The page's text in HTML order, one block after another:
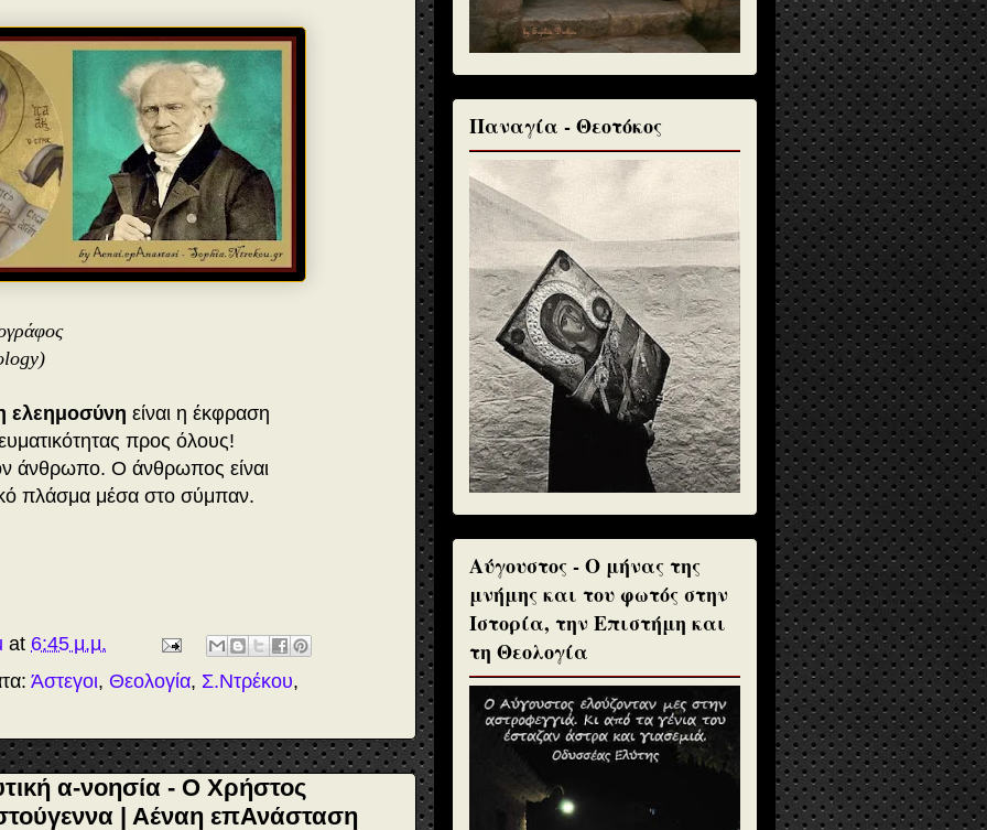
ελεημοσύνη είναι η έκφραση
προς όλους!
άνθρωπο. Ο άνθρωπος είναι
πλάσμα μέσα στο σύμπαν.
at 6:45 μ.μ.
Άστεγοι, Θεολογία, Σ.Ντρέκου,
α-νοησία - Ο Χρήστος
| Αέναη επΑνάσταση
Παναγία - Θεοτόκος
Αύγουστος - Ο μήνας της
μνήμης και του φωτός στην
Ιστορία, την Επιστήμη και
τη Θεολογία